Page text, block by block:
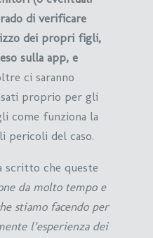
di verificare
dei propri figli,
sulla app, e
ci saranno
proprio per gli
come funziona la
pericoli del caso.
scritto che queste
da molto tempo e
stiamo facendo per
l’esperienza dei